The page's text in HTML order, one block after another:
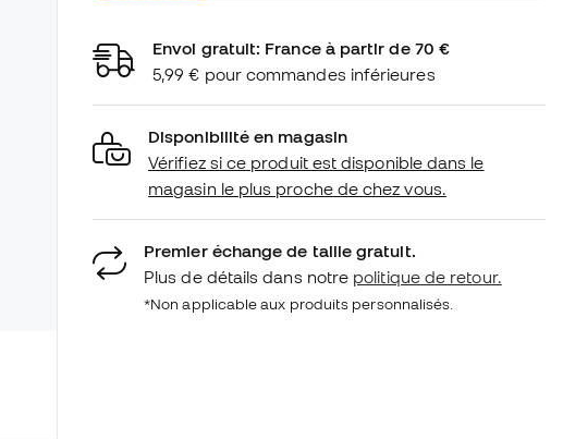
Envoi gratuit: France à partir de 70 €
5,99 € pour commandes inférieures
Disponibilité en magasin
Vérifiez si ce produit est disponible dans le
magasin le plus proche de chez vous.
Premier échange de taille gratuit.
Plus de détails dans notre politique de retour.
*Non applicable aux produits personnalisés.